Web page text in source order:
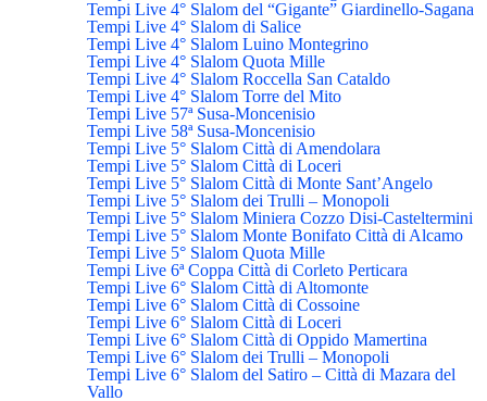
Tempi Live 4° Slalom del “Gigante” Giardinello-Sagana
Tempi Live 4° Slalom di Salice
Tempi Live 4° Slalom Luino Montegrino
Tempi Live 4° Slalom Quota Mille
Tempi Live 4° Slalom Roccella San Cataldo
Tempi Live 4° Slalom Torre del Mito
Tempi Live 57ª Susa-Moncenisio
Tempi Live 58ª Susa-Moncenisio
Tempi Live 5° Slalom Città di Amendolara
Tempi Live 5° Slalom Città di Loceri
Tempi Live 5° Slalom Città di Monte Sant’Angelo
Tempi Live 5° Slalom dei Trulli – Monopoli
Tempi Live 5° Slalom Miniera Cozzo Disi-Casteltermini
Tempi Live 5° Slalom Monte Bonifato Città di Alcamo
Tempi Live 5° Slalom Quota Mille
Tempi Live 6ª Coppa Città di Corleto Perticara
Tempi Live 6° Slalom Città di Altomonte
Tempi Live 6° Slalom Città di Cossoine
Tempi Live 6° Slalom Città di Loceri
Tempi Live 6° Slalom Città di Oppido Mamertina
Tempi Live 6° Slalom dei Trulli – Monopoli
Tempi Live 6° Slalom del Satiro – Città di Mazara del
Vallo